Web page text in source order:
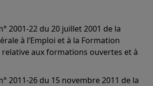
2001-22 du 20 juillet 2001 de la
à l’Emploi et à la Formation
aux formations ouvertes et à
2011-26 du 15 novembre 2011 de la